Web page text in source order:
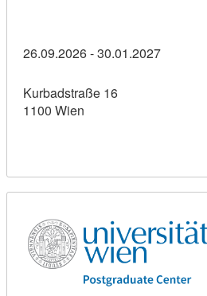
26.09.2026 - 30.01.2027
Kurbadstraße 16
1100 Wien